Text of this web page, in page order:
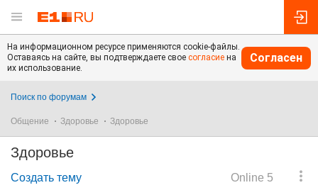
На информационном ресурсе применяются cookie-файлы.
Оставаясь на сайте, вы подтверждаете свое согласие на
их использование.
Согласен
Поиск по форумам
Общение Здоровье Здоровье
Здоровье
Online 5
Создать тему